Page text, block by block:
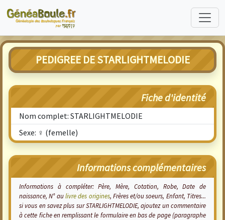
PEDIGREE DE STARLIGHTMELODIE
Fiche d'identité
Nom complet: STARLIGHTMELODIE
Sexe: ♀ (femelle)
Informations complémentaires
Informations à compléter: Père, Mère, Cotation, Robe, Date de
naissance, N° aulivre des origines, Frères et/ou soeurs, Enfant, Titres...
si vous en savez plus sur STARLIGHTMELODIE, ajoutez un commentaire
à cette fiche en remplissant le formulaire en bas de page (paragraphe